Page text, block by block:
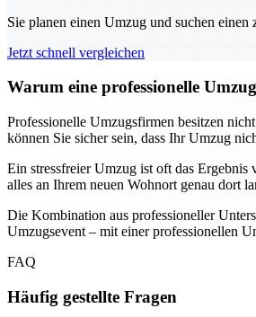
Sie planen einen Umzug und suchen
Jetzt schnell vergleichen
Warum eine professionelle
Professionelle Umzugsfirmen besitzen
können Sie sicher sein, dass Ihr Umzug
Ein stressfreier Umzug ist oft das
alles an Ihrem neuen Wohnort genau dort
Die Kombination aus professioneller
Umzugsevent – mit einer professionellen
FAQ
Häufig gestellte Fragen